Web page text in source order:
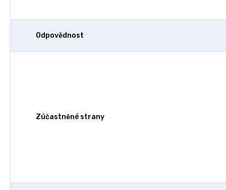
Odpovědnost
Zúčastněné strany